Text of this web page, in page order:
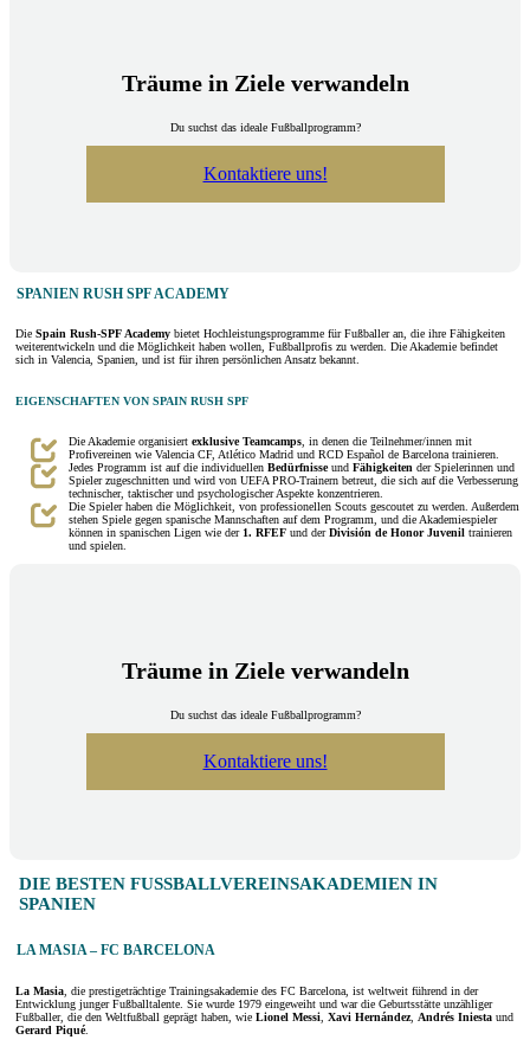
Träume in Ziele verwandeln
Du suchst das ideale Fußballprogramm?
Kontaktiere uns!
SPANIEN RUSH SPF ACADEMY
Die Spain Rush-SPF Academy bietet Hochleistungsprogramme für Fußballer an, die ihre Fähigkeiten
weiterentwickeln und die Möglichkeit haben wollen, Fußballprofis zu werden. Die Akademie befindet
sich in Valencia, Spanien, und ist für ihren persönlichen Ansatz bekannt.
EIGENSCHAFTEN VON SPAIN RUSH SPF
Die Akademie organisiert exklusive Teamcamps , in denen die Teilnehmer/innen mit
Profivereinen wie Valencia CF, Atlético Madrid und RCD Español de Barcelona trainieren.
Jedes Programm ist auf die individuellen Bedürfnisseund Fähigkeiten der Spielerinnen und
Spieler zugeschnitten und wird von UEFA PRO-Trainern betreut, die sich auf die Verbesserung
technischer, taktischer und psychologischer Aspekte konzentrieren.
Die Spieler haben die Möglichkeit, von professionellen Scouts gescoutet zu werden. Außerdem
stehen Spiele gegen spanische Mannschaften auf dem Programm, und die Akademiespieler
können in spanischen Ligen wie der1. RFEF und derDivisión de Honor Juvenil trainieren
und spielen.
Träume in Ziele verwandeln
Du suchst das ideale Fußballprogramm?
Kontaktiere uns!
DIE BESTEN FUSSBALLVEREINSAKADEMIEN IN S
PANIEN
LA MASIA – FC BARCELONA
La Masia , die prestigeträchtige Trainingsakademie des FC Barcelona, ist weltweit führend in der
Entwicklung junger Fußballtalente. Sie wurde 1979 eingeweiht und war die Geburtsstätte unzähliger
Fußballer, die den Weltfußball geprägt haben, wie Lionel Messi Xavi Hernández, Andrés Iniesta und
Gerard Piqué.